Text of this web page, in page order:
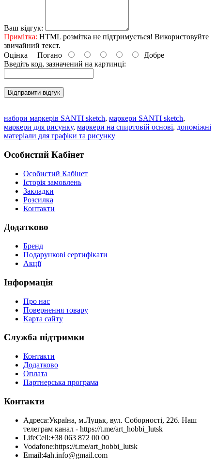
Ваш відгук:
Примітка: HTML розмітка не підтримується! Використовуйте
звичайний текст.
Оцінка Погано
Добре
Введіть код, зазначений на картинці:
Відправити відгук
набори маркерів SANTI sketch, маркери SANTI sketch,
маркери для рисунку, маркери на спиртовій основі, допоміжні
матеріали для графіки та рисунку
Особистий Кабінет
Особистий Кабінет
Історія замовлень
Закладки
Розсилка
Контакти
Додатково
Бренд
Подарункові сертифікати
Акції
Інформація
Про нас
Повернення товару
Карта сайту
Служба підтримки
Контакти
Додатково
Оплата
Партнерська програма
Контакти
Адреса:Україна, м.Луцьк, вул. Соборності, 22б. Наш
телеграм канал - https://t.me/art_hobbi_lutsk
LifeCell:+38 063 872 00 00
Vodafone:https://t.me/art_hobbi_lutsk
Email:4ah.info@gmail.com